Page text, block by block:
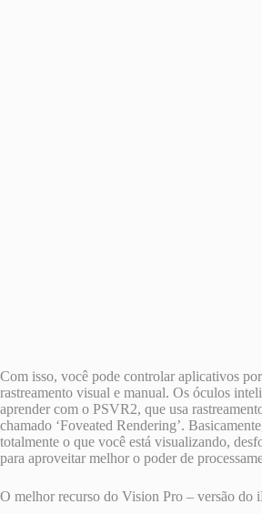
Com isso, você pode controlar aplicativos
rastreamento visual e manual. Os óculos
aprender com o PSVR2, que usa
chamado ‘Foveated Rendering’.
totalmente o que você está visualizando,
para aproveitar melhor o poder de
O melhor recurso do Vision Pro – versão do